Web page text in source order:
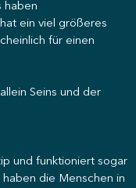
haben
ein viel größeres
für einen
Seins und der
und funktioniert sogar
die Menschen in